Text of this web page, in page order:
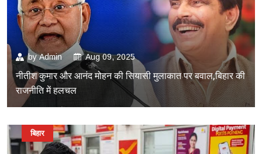
byAdmin Aug 09, 2025
नीतीश कुमार और आनंद मोहन की सियासी मुलाकात पर बवाल,बिहार की
राजनीति में हलचल
बिहार